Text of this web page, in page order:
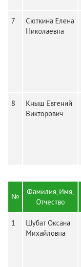
7
Сюткина Елена
Николаевна
8
Кныш Евгений
Викторович
№
Фамилия, Имя,
Отчество
1
Шубат Оксана
Михайловна